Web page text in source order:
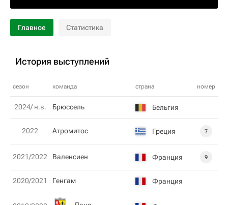
Главное Статистика
История выступлений
сезон команда страна номер
2024/ н.в. Брюссель Бельгия
2022 Атромитос Греция 7
2021/2022 Валенсиен Франция 9
2020/2021 Генгам Франция